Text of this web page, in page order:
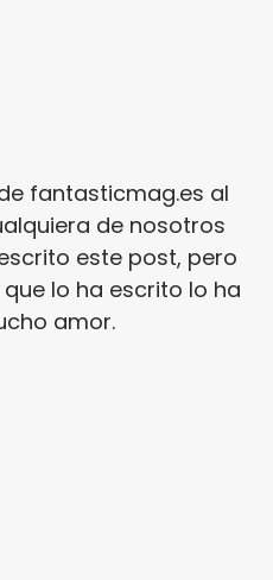
fantasticmag.es al
de nosotros
este post, pero
lo ha escrito lo ha
amor.